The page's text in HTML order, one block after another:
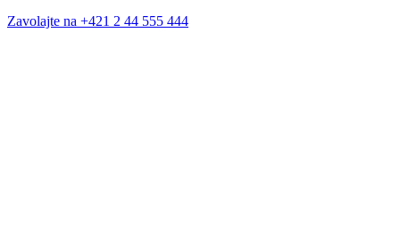
Zavolajte na +421 2 44 555 444